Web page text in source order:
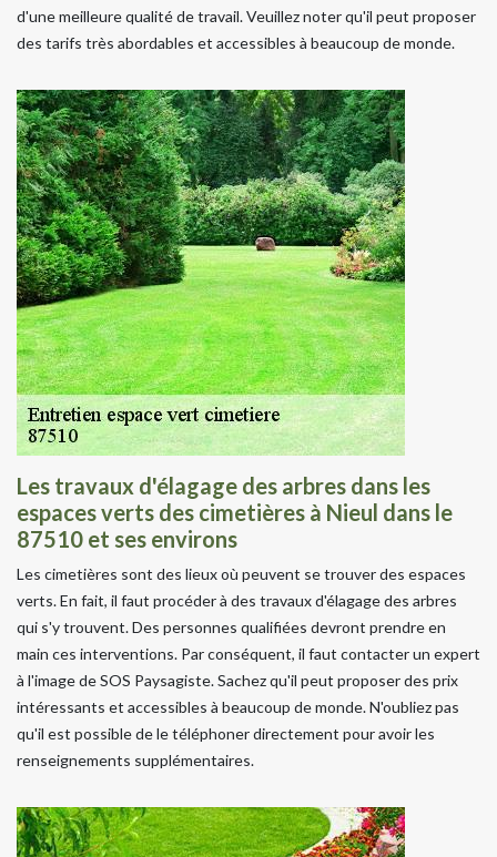
d'une meilleure qualité de travail. Veuillez noter qu'il peut proposer
des tarifs très abordables et accessibles à beaucoup de monde.
Les travaux d'élagage des arbres dans les
espaces verts des cimetières à Nieul dans le
87510 et ses environs
Les cimetières sont des lieux où peuvent se trouver des espaces
verts. En fait, il faut procéder à des travaux d'élagage des arbres
qui s'y trouvent. Des personnes qualifiées devront prendre en
main ces interventions. Par conséquent, il faut contacter un expert
à l'image de SOS Paysagiste. Sachez qu'il peut proposer des prix
intéressants et accessibles à beaucoup de monde. N'oubliez pas
qu'il est possible de le téléphoner directement pour avoir les
renseignements supplémentaires.